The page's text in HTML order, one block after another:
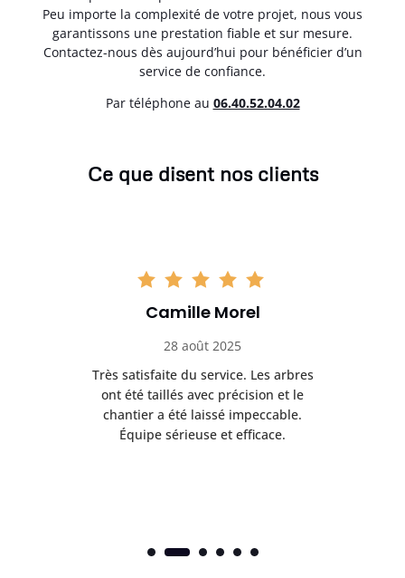
Peu importe la complexité de votre projet, nous vous
garantissons une prestation fiable et sur mesure.
Contactez-nous dès aujourd’hui pour bénéficier d’un
service de confiance.
Par téléphone au 06.40.52.04.02
Ce que disent nos clients
Camille Morel
28 août 2025
Très satisfaite du service. Les arbres
ont été taillés avec précision et le
chantier a été laissé impeccable.
Équipe sérieuse et efficace.